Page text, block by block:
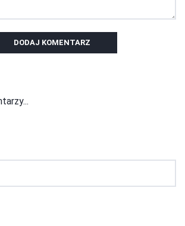
DODAJ KOMENTARZ